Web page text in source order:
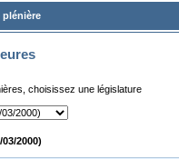
plénière
choisissez une législature
2000)